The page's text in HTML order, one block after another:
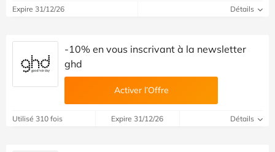
Expire 31/12/26 Détails
-10% en vous inscrivant à la newsletter
ghd
Activer l’Offre
Utilisé 310 fois Expire 31/12/26 Détails